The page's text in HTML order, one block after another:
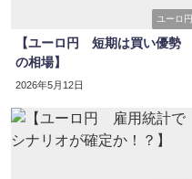
ユーロ円
【ユーロ円 短期は買い優勢
の相場】
2026年5月12日